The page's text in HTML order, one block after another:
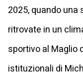
2025, quando
ritrovate in un
sportivo al Maglio
istituzionali di